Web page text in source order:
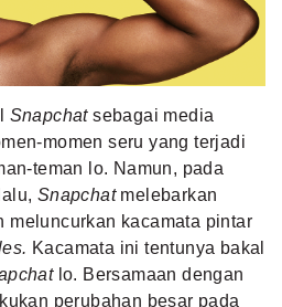
Snapchatsebagai media
momen seru yang terjadi
teman lo. Namun, pada
Snapchat melebarkan
meluncurkan kacamata pintar
Kacamata ini tentunya bakal
lo. Bersamaan dengan
perubahan besar pada